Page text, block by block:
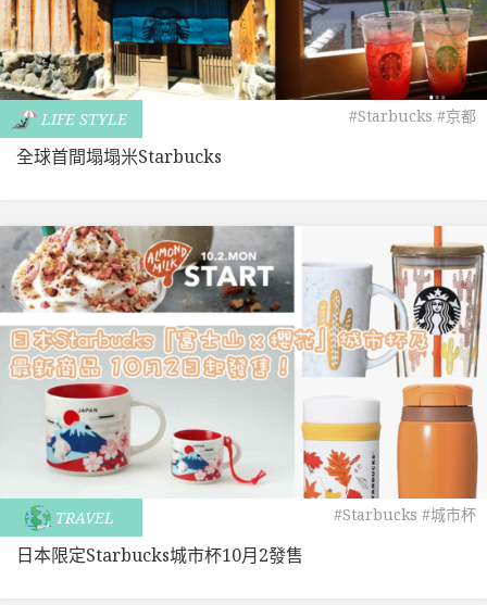
LIFE STYLE #Starbucks #京都
全球首間塌塌米Starbucks
TRAVEL #Starbucks #城市杯
日本限定Starbucks城市杯10月2發售